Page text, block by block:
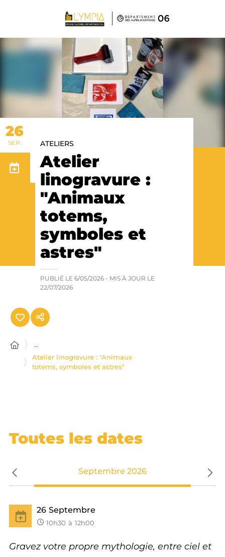
ATELIERS
Atelier
linogravure :
"Animaux
totems,
symboles et
astres"
PUBLIÉ LE 6/05/2026 - MIS À JOUR LE
22/07/2026
26
SEP.
...
Atelier linogravure : "Animaux
totems, symboles et astres"
Toutes les dates
Septembre 2026
10 Juin
14h30 à 16h00
17 Juillet
14h30 à 16h00
05 Août
10h30 à 12h00
26 Septembre
10h30 à 12h00
17 Octobre
14h30
Gravez votre propre mythologie, entre ciel et